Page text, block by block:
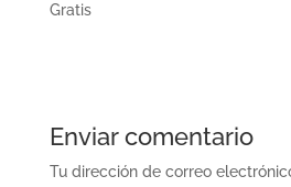
Gratis
Enviar comentario
Tu dirección de correo